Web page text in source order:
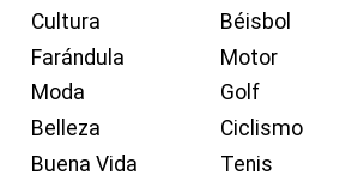
Cultura
Farándula
Moda
Belleza
Buena Vida
Béisbol
Motor
Golf
Ciclismo
Tenis